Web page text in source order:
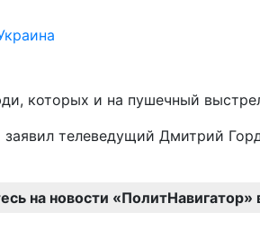
которых и на пушечный
телеведущий Дмитрий
на новости «ПолитНавигатор»